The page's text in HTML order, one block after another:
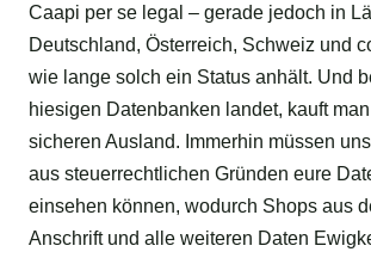
Caapi per se legal – gerade jedoch in
Deutschland, Österreich, Schweiz und
wie lange solch ein Status anhält. Und
hiesigen Datenbanken landet, kauft
sicheren Ausland. Immerhin müssen
aus steuerrechtlichen Gründen eure
einsehen können, wodurch Shops aus
Anschrift und alle weiteren Daten